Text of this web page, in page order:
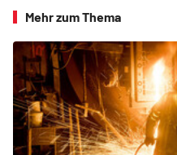
Mehr zum Thema